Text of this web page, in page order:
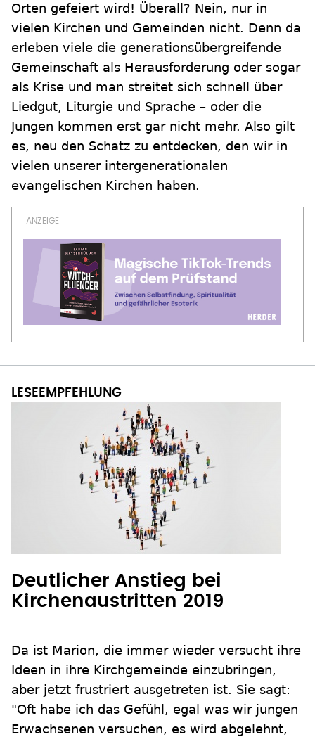
Orten gefeiert wird! Überall? Nein, nur in
vielen Kirchen und Gemeinden nicht. Denn da
erleben viele die generationsübergreifende
Gemeinschaft als Herausforderung oder sogar
als Krise und man streitet sich schnell über
Liedgut, Liturgie und Sprache – oder die
Jungen kommen erst gar nicht mehr. Also gilt
es, neu den Schatz zu entdecken, den wir in
vielen unserer intergenerationalen
evangelischen Kirchen haben.
Deutlicher Anstieg bei
Kirchenaustritten 2019
Da ist Marion, die immer wieder versucht ihre
Ideen in ihre Kirchgemeinde einzubringen,
aber jetzt frustriert ausgetreten ist. Sie sagt:
"Oft habe ich das Gefühl, egal was wir jungen
Erwachsenen versuchen, es wird abgelehnt,